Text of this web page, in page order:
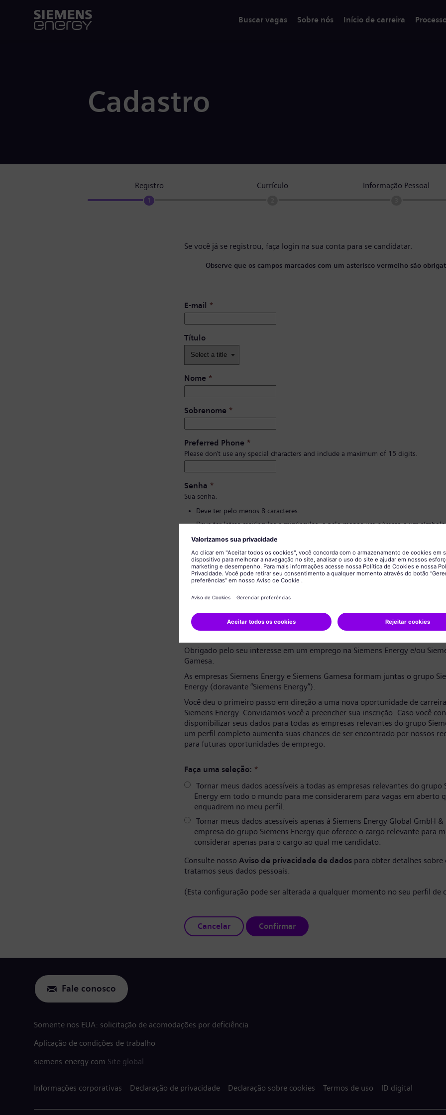
Buscar vagas Sobre nós Início de carreira
Cadastro
Registro
1
Currículo Informação Pessoal
Se você já se registrou, faça login na sua conta para se candidatar.
Observe que os campos marcados com um asterisco vermelho são
E-mail *
Título
Nome *
Sobrenome *
Preferred Phone *
Please don’t use any special characters and include a maximum of 15 digits.
Senha *
Sua senha:
Deve ter pelo menos 8 caracteres.
Deve ter letras maiúsculas e minúsculas, e pelo menos um número e um
Não deve ter nenhuma informação pessoal.
Não deve conter palavras comumente usadas.
Confirmação de senha
Aviso de privacidade de dados
Obrigado pelo seu interesse em um emprego na Siemens Energy e/ou
Gamesa.
As empresas Siemens Energy e Siemens Gamesa formam juntas o grupo
Energy (doravante “Siemens Energy”).
Você deu o primeiro passo em direção a uma nova oportunidade de
Siemens Energy. Convidamos você a preencher sua inscrição. Caso você
disponibilizar seus dados para todas as empresas relevantes do grupo
um perfil completo aumenta suas chances de ser encontrado por nossos
para futuras oportunidades de emprego.
Faça uma seleção: *
Tornar meus dados acessíveis a todas as empresas relevantes do grupo
Energy em todo o mundo para me considerarem para vagas em aberto
enquadrem no meu perfil.
Tornar meus dados acessíveis apenas à Siemens Energy Global GmbH &
empresa do grupo Siemens Energy que oferece o cargo relevante para
considerar apenas para o cargo ao qual me candidato.
Consulte nosso Aviso de privacidade de dados para obter detalhes sobre
tratamos seus dados pessoais.
(Esta configuração pode ser alterada a qualquer momento no seu perfil de
Cancelar Confirmar
Fale conosco
Somente nos EUA: solicitação de acomodações por deficiência
Aplicação de condições de trabalho
siemens-energy.com Site global
Informações corporativas Declaração de privacidade Declaração sobre cookies Termos de uso ID digital